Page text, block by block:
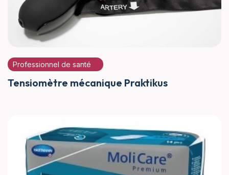
Professionnel de santé
Tensiomètre mécanique Praktikus